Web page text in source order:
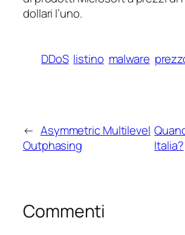
dollari l’uno.
DDoS listino malware
← Asymmetric Multilevel
Outphasing
Italia?
Commenti